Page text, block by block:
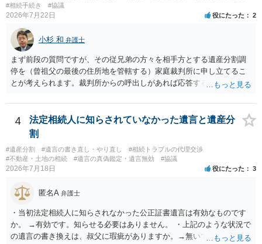
#相続手続き
#協議
2026年7月22日 役にたった 2
小杉 和 弁護士
まず前段の質問ですが、その従兄弟の方々を相手方とする遺産分割調
停を（曾祖父の最後の住所地を管轄する）家庭裁判所に申し立てるこ
とが考えられます。裁判所からの呼出しがあれば応答する可能性がま
能と思われます。時間が思った以上にないので必要書類をてきぱきと
揃える必要があります。その点是非御注意ください。
4
法定相続人に知らされていなかった遺言と遺産分
割
#遺産分割 #遺言の書き直し・やり直し
#相続トラブルの代理交渉
#不動産・土地の相続
#遺言の真偽鑑定・遺言無効 #協議
2026年7月18日 役にたった 3
匿名A 弁護士
・当初法定相続人に知らされなかった公正証書遺言は有効なものです
か。 →有効です。知らせる必要はありません。 ・上記のような状況で
の遺言の書き換えは、叔父に瑕疵がありますか。→無いです。 ・分割